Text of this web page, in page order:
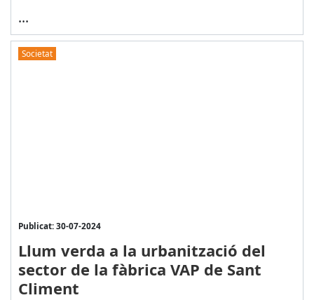
...
Societat
Publicat: 30-07-2024
Llum verda a la urbanització del
sector de la fàbrica VAP de Sant
Climent